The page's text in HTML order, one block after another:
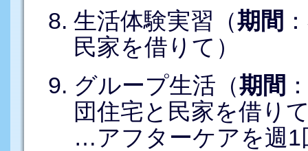
生活体験実習（期間
民家を借りて）
グループ生活（期間
団住宅と民家を借り
…アフターケアを週1